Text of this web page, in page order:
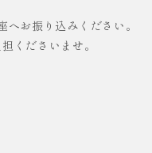
へお振り込みください。
くださいませ。